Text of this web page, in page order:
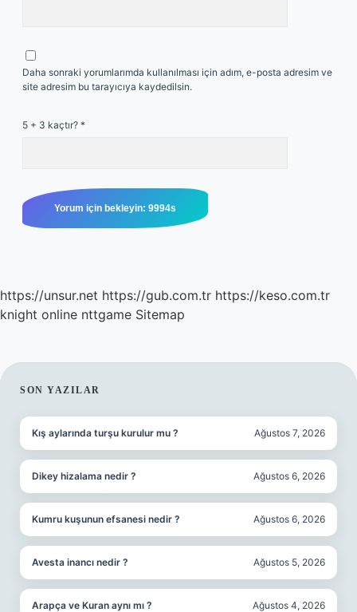
Daha sonraki yorumlarımda kullanılması için adım, e-posta adresim ve
site adresim bu tarayıcıya kaydedilsin.
5 + 3 kaçtır? *
https://unsur.net https://gub.com.tr https://keso.com.tr
knight online nttgame Sitemap
SIDEBAR
SON YAZILAR
Kış aylarında turşu kurulur mu ? Ağustos 7, 2026
Dikey hizalama nedir ? Ağustos 6, 2026
Kumru kuşunun efsanesi nedir ? Ağustos 6, 2026
Avesta inancı nedir ? Ağustos 5, 2026
Arapça ve Kuran aynı mı ? Ağustos 4, 2026